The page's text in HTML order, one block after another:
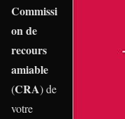
Commissi
on de
recours
amiable
(CRA) de
votre